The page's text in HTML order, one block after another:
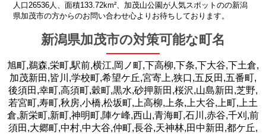
人口26536人、面積133.72km²、加茂山公園が人気スポットのの新潟
県加茂市の方からのお問い合わせ心よりお待ちしております。
新潟県加茂市の対策可能な町名
旭町,鵜森,栄町,駅前,横江,岡ノ町,下高柳,下条,下大谷,下土倉,
加茂新田,皆川,学校町,希望ケ丘,宮寄上,狭口,五反田,五番町,
後須田,幸町,高須町,穀町,黒水,砂押新田,桜沢,山島新田,芝野,
若宮町,寿町,秋房,小橋,松坂町,上高柳,上条,上大谷,上町,上土
倉,新栄町,新町,神明町,陣ケ峰,西山,青海町,石川,赤谷,千刈,前
須田,大郷町,中村,中大谷,仲町,長谷,天神林,田中新田,都ケ丘,